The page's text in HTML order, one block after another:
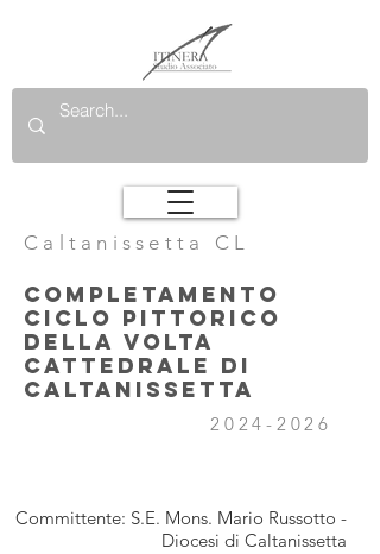
Caltanissetta CL
COMPLETAMENTO
CICLO PITTORICO
DELLA VOLTA
CATTEDRALE DI
CALTANISSETTA
2024-2026
Committente: S.E. Mons. Mario Russotto -
Diocesi di Caltanissetta